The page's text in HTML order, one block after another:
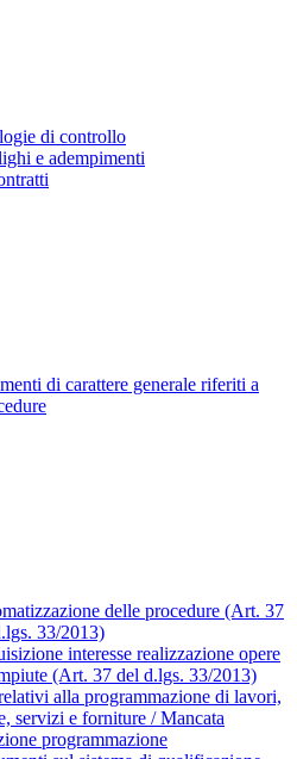
di controllo
e adempimenti
di carattere generale riferiti a
delle procedure (Art. 37
33/2013)
interesse realizzazione opere
(Art. 37 del d.lgs. 33/2013)
alla programmazione di lavori,
servizi e forniture / Mancata
programmazione